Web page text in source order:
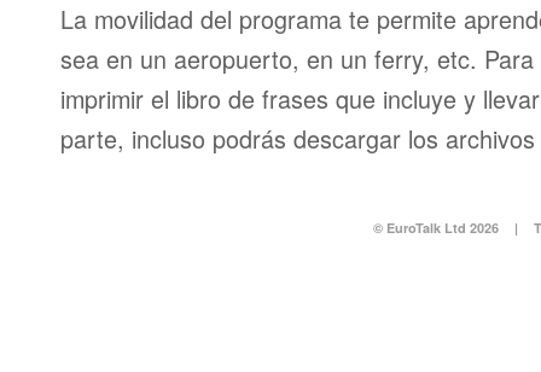
La movilidad del programa te permite
sea en un aeropuerto, en un ferry, etc.
imprimir el libro de frases que incluye y
parte, incluso podrás descargar los
© EuroTalk Ltd 2026 |